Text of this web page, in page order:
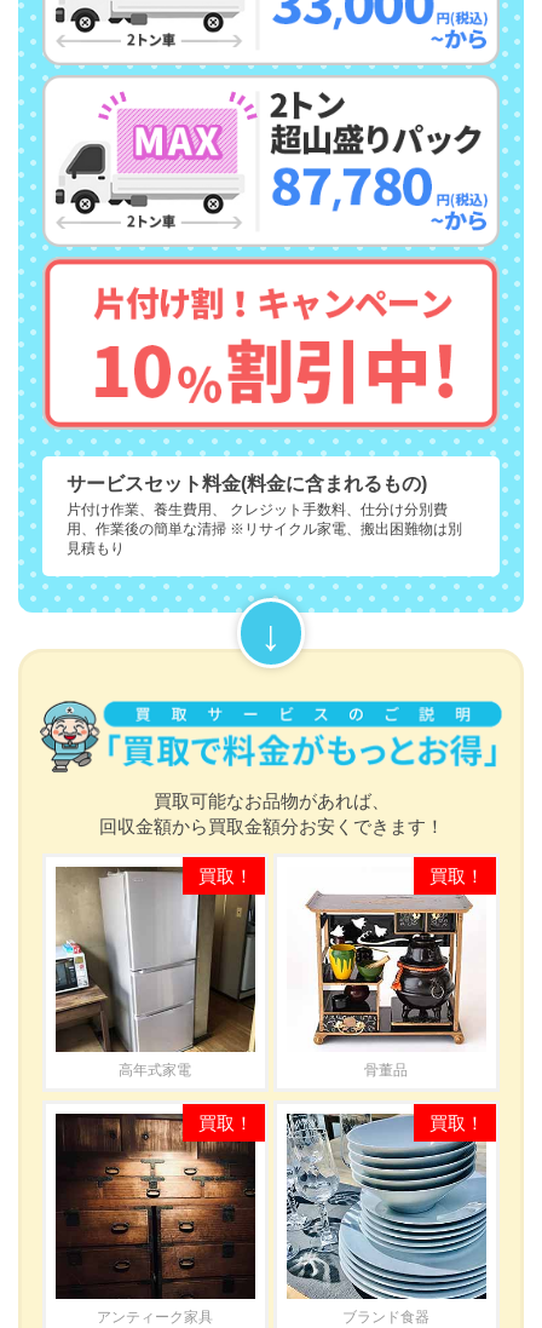
サービスセット料金(料金に含まれるもの)
片付け作業、養生費用、 クレジット手数料、仕分け分別費
用、作業後の簡単な清掃 ※リサイクル家電、搬出困難物は別
見積もり
買取可能なお品物があれば、
回収金額から買取金額分お安くできます！
高年式家電 骨董品
アンティーク家具 ブランド食器